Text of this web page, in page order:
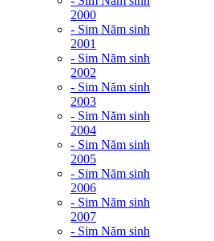
2000
- Sim Năm sinh
2001
- Sim Năm sinh
2002
- Sim Năm sinh
2003
- Sim Năm sinh
2004
- Sim Năm sinh
2005
- Sim Năm sinh
2006
- Sim Năm sinh
2007
- Sim Năm sinh